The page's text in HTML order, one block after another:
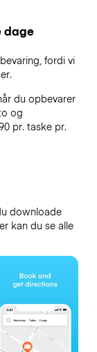
dage
fordi vi
du opbevarer
og
pr. taske pr.
downloade
kan du se alle